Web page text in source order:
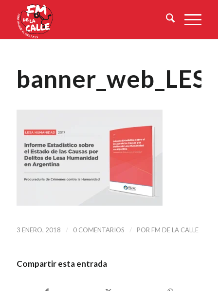
3 ENERO, 2018 / 0 COMENTARIOS / POR FM DE LA CALLE
Compartir esta entrada